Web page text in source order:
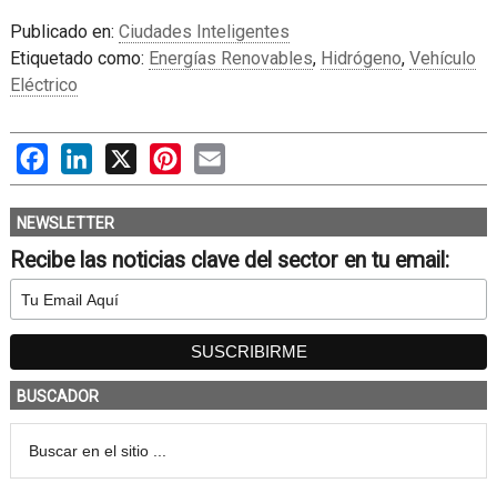
Publicado en: Ciudades Inteligentes
Etiquetado como: Energías Renovables, Hidrógeno, Vehículo
Eléctrico
FacebookLinkedIn
X PinterestEmail
NEWSLETTER
Recibe las noticias clave del sector en tu email:
BUSCADOR